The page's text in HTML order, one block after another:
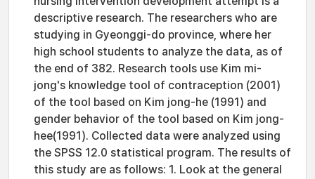
descriptive research. The researchers who are
studying in Gyeonggi-do province, where her
high school students to analyze the data, as of
the end of 382. Research tools use Kim mi-
jong's knowledge tool of contraception (2001)
of the tool based on Kim jong-he (1991) and
gender behavior of the tool based on Kim jong-
hee(1991). Collected data were analyzed using
the SPSS 12.0 statistical program. The results of
this study are as follows: 1. Look at the general